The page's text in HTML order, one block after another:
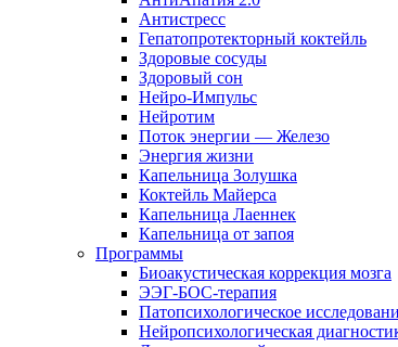
Антистресс
Гепатопротекторный коктейль
Здоровые сосуды
Здоровый сон
Нейро-Импульс
Нейротим
Поток энергии — Железо
Энергия жизни
Капельница Золушка
Коктейль Майерса
Капельница Лаеннек
Капельница от запоя
Программы
Биоакустическая коррекция мозга
ЭЭГ-БОС-терапия
Патопсихологическое
Нейропсихологическая